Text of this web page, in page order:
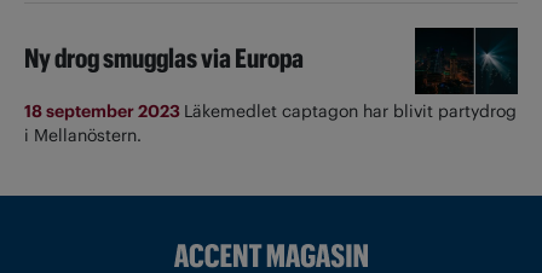
Ny drog smugglas via Europa
18 september 2023 Läkemedlet captagon har blivit partydrog
i Mellanöstern.